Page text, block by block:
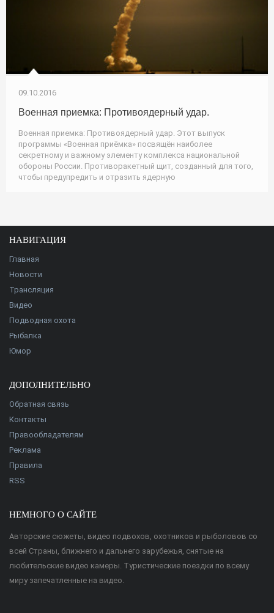
09.10.2016
Военная приемка: Противоядерный удар.
Военная приемка: Противоядерный удар. Этот выпуск
программы «Военная приёмка» посвящён наиболее
секретному и важному элементу комплекса национальной
обороны России. Противоракетный щит, созданный для того,
чтобы предупредить и отразить ядерную
НАВИГАЦИЯ
Главная
Новости
Трансляция
Видео
Подводная охота
Рыбалка
Юмор
ДОПОЛНИТЕЛЬНО
Обратная связь
Контакты
Правообладателям
Реклама
Правила
RSS
НЕМНОГО О САЙТЕ
Авторские сюжеты, видео подвохов, охотников и рыболовов со
всей Страны, ближнего и дальнего зарубежья, снятые на
любительские видео камеры. Туристические поездки по всему
миру запечатленные на видео.